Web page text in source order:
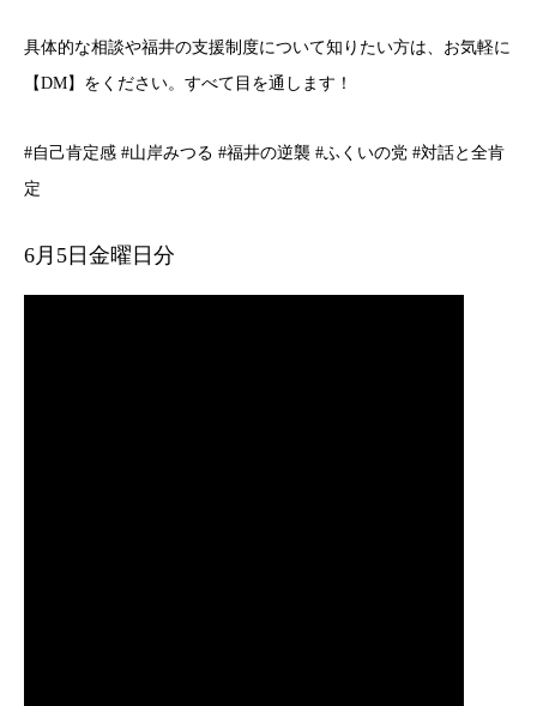
具体的な相談や福井の支援制度について知りたい方は、お気軽に
【DM】をください。すべて目を通します！
#自己肯定感 #山岸みつる #福井の逆襲 #ふくいの党 #対話と全肯
定
6月5日金曜日分